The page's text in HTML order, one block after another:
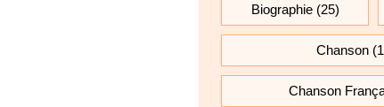
Biographie(25)
Chanson
Chanson